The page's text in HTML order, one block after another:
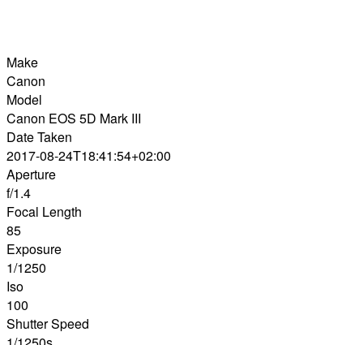
Make
Canon
Model
Canon EOS 5D Mark III
Date Taken
2017-08-24T18:41:54+02:00
Aperture
f/1.4
Focal Length
85
Exposure
1/1250
Iso
100
Shutter Speed